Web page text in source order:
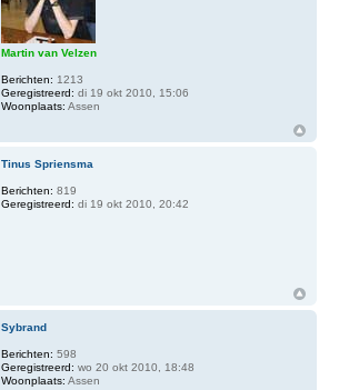
Martin van Velzen
Berichten: 1213
Geregistreerd: di 19 okt 2010, 15:06
Woonplaats: Assen
Tinus Spriensma
Berichten: 819
Geregistreerd: di 19 okt 2010, 20:42
Sybrand
Berichten: 598
Geregistreerd: wo 20 okt 2010, 18:48
Woonplaats: Assen